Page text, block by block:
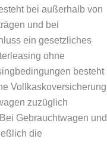
bei außerhalb von
und bei
ein gesetzliches
ohne
besteht
Vollkaskoversicherung
zuzüglich
Gebrauchtwagen und
die